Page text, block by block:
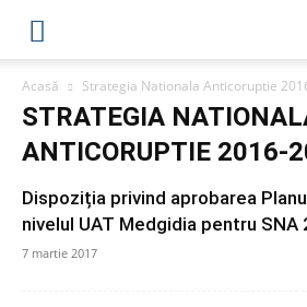
Acasă Strategia Nationala Anticoruptie
STRATEGIA
ANTICORUPTIE 2016-
Dispoziția privind aprobarea
nivelul UAT Medgidia pentru SNA
7 martie 2017